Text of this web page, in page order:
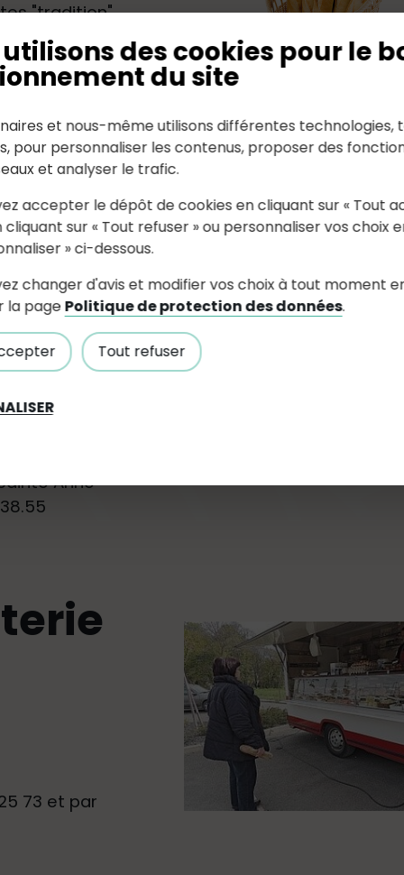
des cookies pour le
du site
et nous-même utilisons différentes technologies,
pour personnaliser les contenus, proposer des
et analyser le trafic.
accepter le dépôt de cookies en cliquant sur « Tout
sur « Tout refuser » ou personnaliser vos choix
» ci-dessous.
changer d'avis et modifier vos choix à tout moment
la page Politique de protection des données.
Tout refuser
"tradition",
400g, pavés
fraîches et des
le lundi (jour de
"O
Anne
73 et par